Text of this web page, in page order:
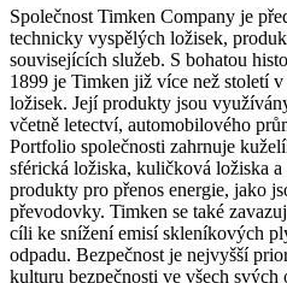
Společnost Timken Company je
technicky vyspělých ložisek,
souvisejících služeb. S bohatou
1899 je Timken již více než století
ložisek. Její produkty jsou
včetně letectví, automobilového
Portfolio společnosti zahrnuje
sférická ložiska, kuličková ložiska
produkty pro přenos energie, jako
převodovky. Timken se také
cíli ke snížení emisí skleníkových
odpadu. Bezpečnost je nejvyšší
kulturu bezpečnosti ve všech